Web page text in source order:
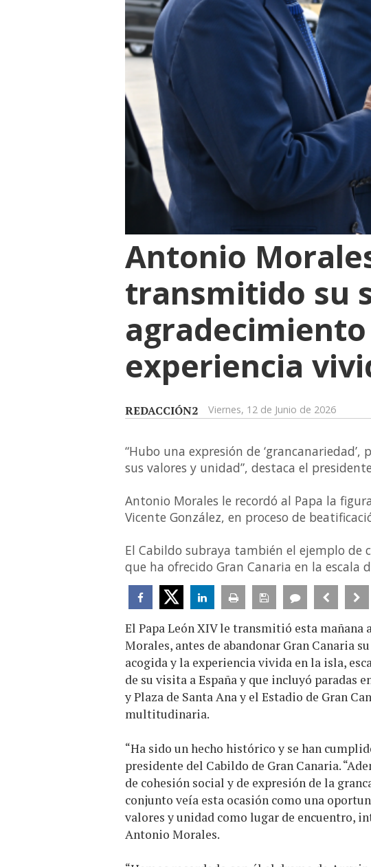
Antonio
transmitido su
experiencia
REDACCIÓN2 Viernes, 12 de Junio de 2026
“Hubo una expresión de
sus valores y unidad”, destaca el
Antonio Morales le recordó al Papa la
Vicente González, en proceso de
El Cabildo subraya también el ejemplo
que ha ofrecido Gran Canaria en la escala
El Papa León XIV le transmitió esta
Morales, antes de abandonar Gran Canaria
acogida y la experiencia vivida en la isla,
de su visita a España y que incluyó paradas
y Plaza de Santa Ana y el Estadio de Gran
multitudinaria.
“Ha sido un hecho histórico y se han
presidente del Cabildo de Gran Canaria.
de cohesión social y de expresión de la
conjunto veía esta ocasión como una
valores y unidad como lugar de encuentro,
Antonio Morales.